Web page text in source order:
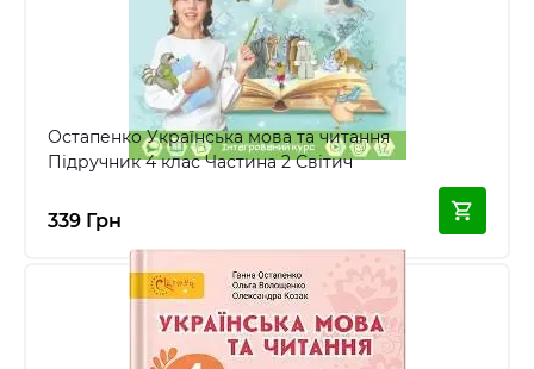
Остапенко Українська мова та читання
Підручник 4 клас Частина 2 Світич
339 Грн